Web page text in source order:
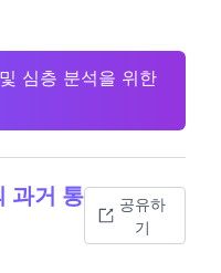
심층 분석을 위한
과거 통
공유하
기